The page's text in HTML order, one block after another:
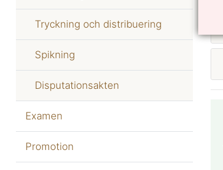
Tryckning och distribuering
Spikning
Disputationsakten
Examen
Promotion